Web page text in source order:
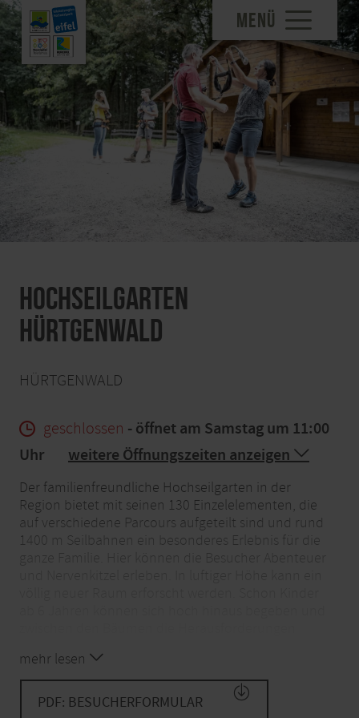
MENÜ
Hochseilgarten
Hürtgenwald
HÜRTGENWALD
geschlossen - öffnet am Samstag um 11:00
Uhr
weitere Öffnungszeiten anzeigen
Der familienfreundliche Hochseilgarten in der
Region bietet mit seinen 130 Einzelelementen, die
auf verschiedene Parcours aufgeteilt sind und rund
1400 m Seilbahnen ein besonderes Erlebnis für die
Regionen des Waldes kleine Abenteuer, Kreativität
und Geschichte erleben. Für Besucher jeden Alters
ist etwas dabei.
mehr lesen
PDF: BESUCHERFORMULAR